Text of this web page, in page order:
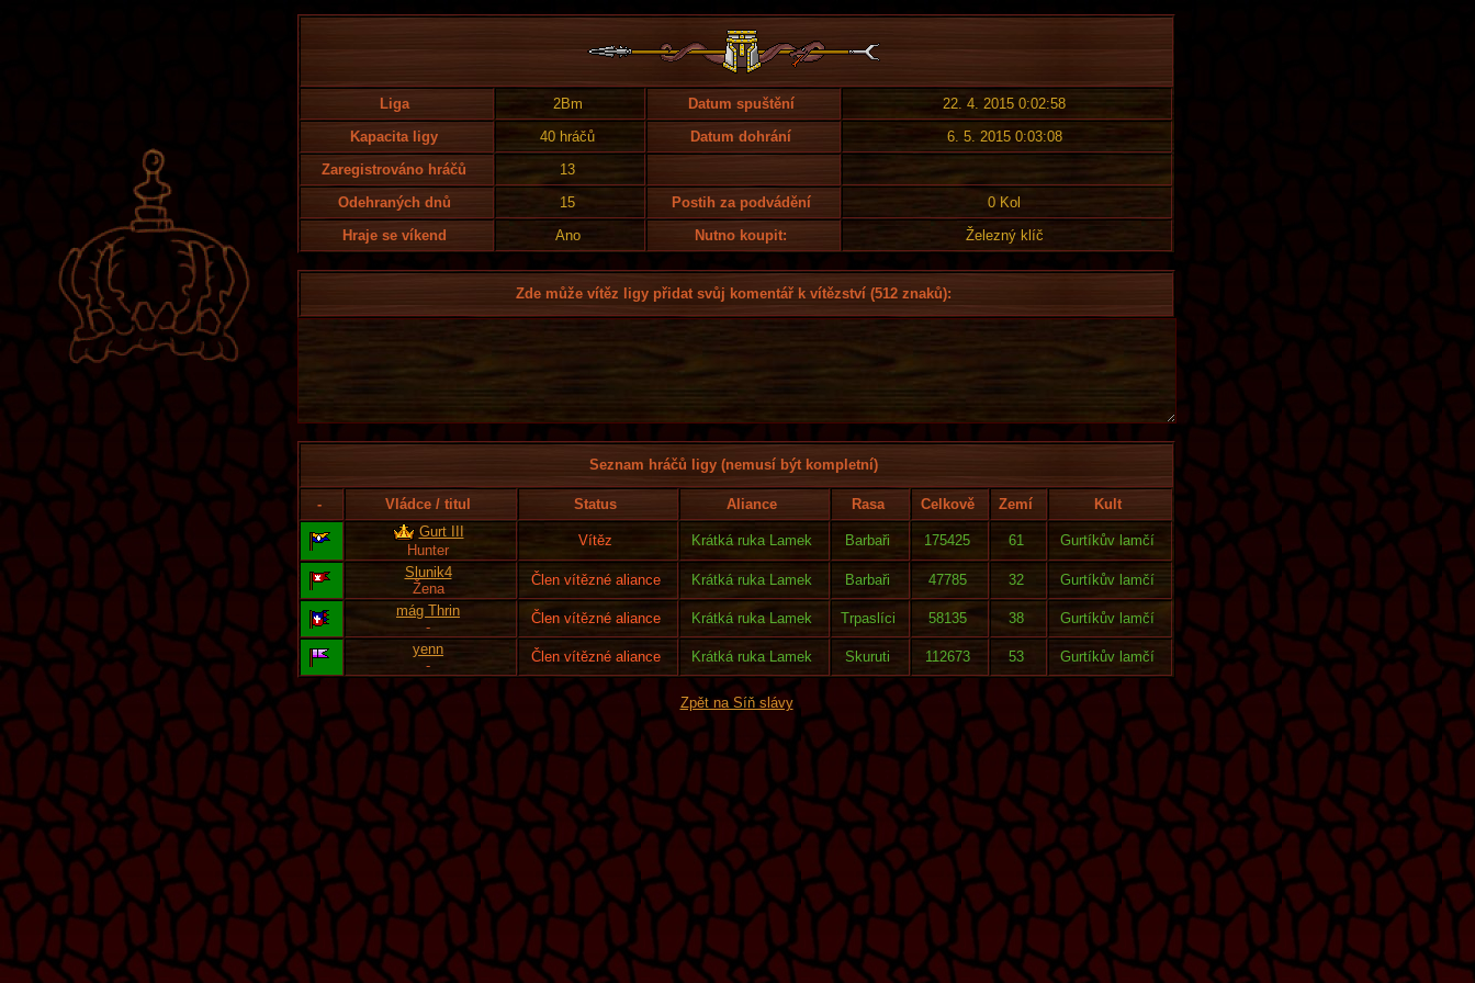
Liga 2Bm Datum spuštění
22. 4. 2015 0:02:58
Kapacita ligy
40 hráčů Datum dohrání
6. 5. 2015 0:03:08
Zaregistrováno hráčů
13
Odehraných dnů
15 Postih za podvádění
0 Kol
Hraje se víkend
Ano Nutno koupit: Železný klíč
Zde může vítěz ligy přidat svůj komentář k vítězství (512 znaků):
Seznam hráčů ligy (nemusí být kompletní)
- Vládce / titul Status Aliance Rasa Celkově Zemí
Kult
Gurt III
Hunter
Vítěz Krátká ruka Lamek Barbaři 175425 61
Gurtíkův lamčí
Slunik4
Žena
Člen vítězné aliance Krátká ruka Lamek Barbaři 47785 32
Gurtíkův lamčí
mág Thrin
-
Člen vítězné aliance Krátká ruka Lamek Trpaslíci 58135 38
Gurtíkův lamčí
yenn
-
Člen vítězné aliance Krátká ruka Lamek Skuruti 112673 53 Gurtíkův lamčí
Zpět na Síň slávy